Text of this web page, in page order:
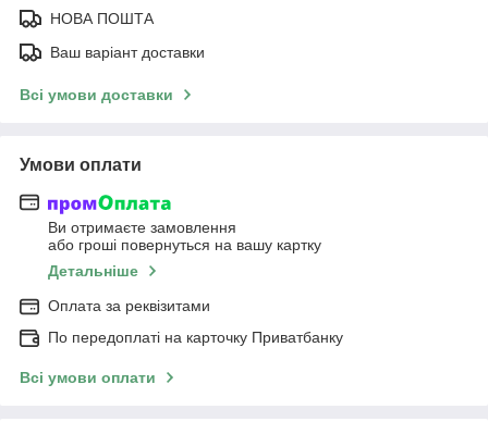
НОВА ПОШТА
Ваш варіант доставки
Всі умови доставки
Умови оплати
Ви отримаєте замовлення
або гроші повернуться на вашу картку
Детальніше
Оплата за реквізитами
По передоплаті на карточку Приватбанку
Всі умови оплати